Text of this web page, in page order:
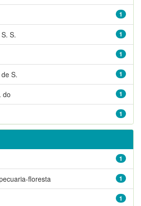
1
1
S.
1
1
S.
1
do
1
1
1
floresta
1